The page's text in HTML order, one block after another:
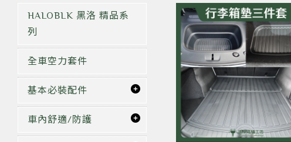
HALOBLK 黑洛 精品系
列
全車空力套件
基本必裝配件
車內舒適/防護